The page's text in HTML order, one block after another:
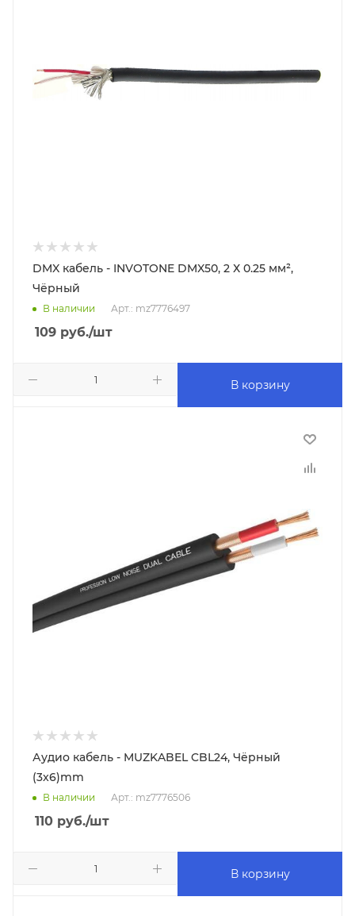
DMX кабель - INVOTONE DMX50, 2 Х 0.25 мм²,
Чёрный
В наличии Арт.: mz7776497
109 руб./шт
В корзину
Аудио кабель - MUZKABEL CBL24, Чёрный
(3x6)mm
В наличии Арт.: mz7776506
110 руб./шт
В корзину